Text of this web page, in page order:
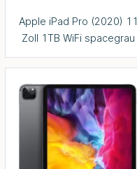
Apple iPad Pro (2020) 11
Zoll 1TB WiFi spacegrau